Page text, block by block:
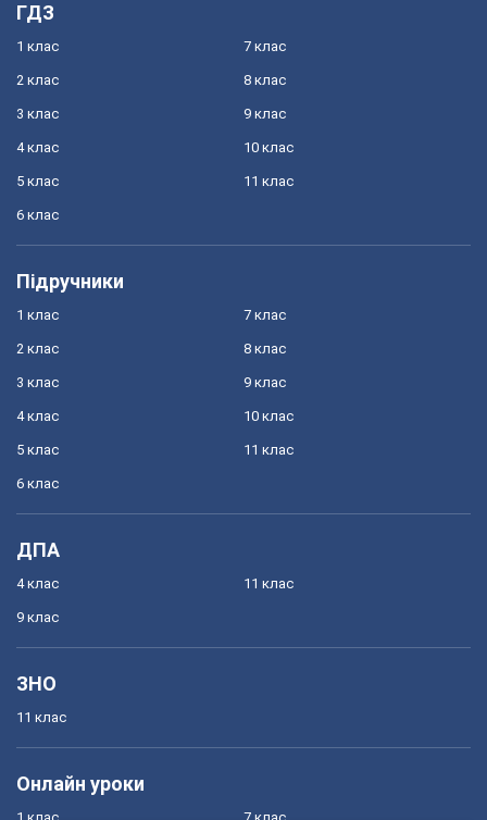
ГДЗ
1 клас
2 клас
3 клас
4 клас
5 клас
6 клас
7 клас
8 клас
9 клас
10 клас
11 клас
Підручники
1 клас
2 клас
3 клас
4 клас
5 клас
6 клас
7 клас
8 клас
9 клас
10 клас
11 клас
ДПА
4 клас
9 клас
11 клас
ЗНО
11 клас
Онлайн уроки